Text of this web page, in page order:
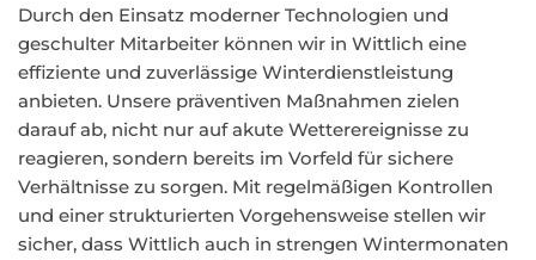
Durch den Einsatz moderner Technologien und
geschulter Mitarbeiter können wir in Wittlich eine
effiziente und zuverlässige Winterdienstleistung
anbieten. Unsere präventiven Maßnahmen zielen
darauf ab, nicht nur auf akute Wetterereignisse zu
reagieren, sondern bereits im Vorfeld für sichere
Verhältnisse zu sorgen. Mit regelmäßigen Kontrollen
und einer strukturierten Vorgehensweise stellen wir
sicher, dass Wittlich auch in strengen Wintermonaten